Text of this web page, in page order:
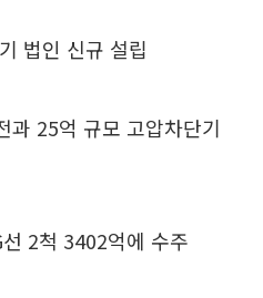
법인 신규 설립
25억 규모 고압차단기
2척 3402억에 수주